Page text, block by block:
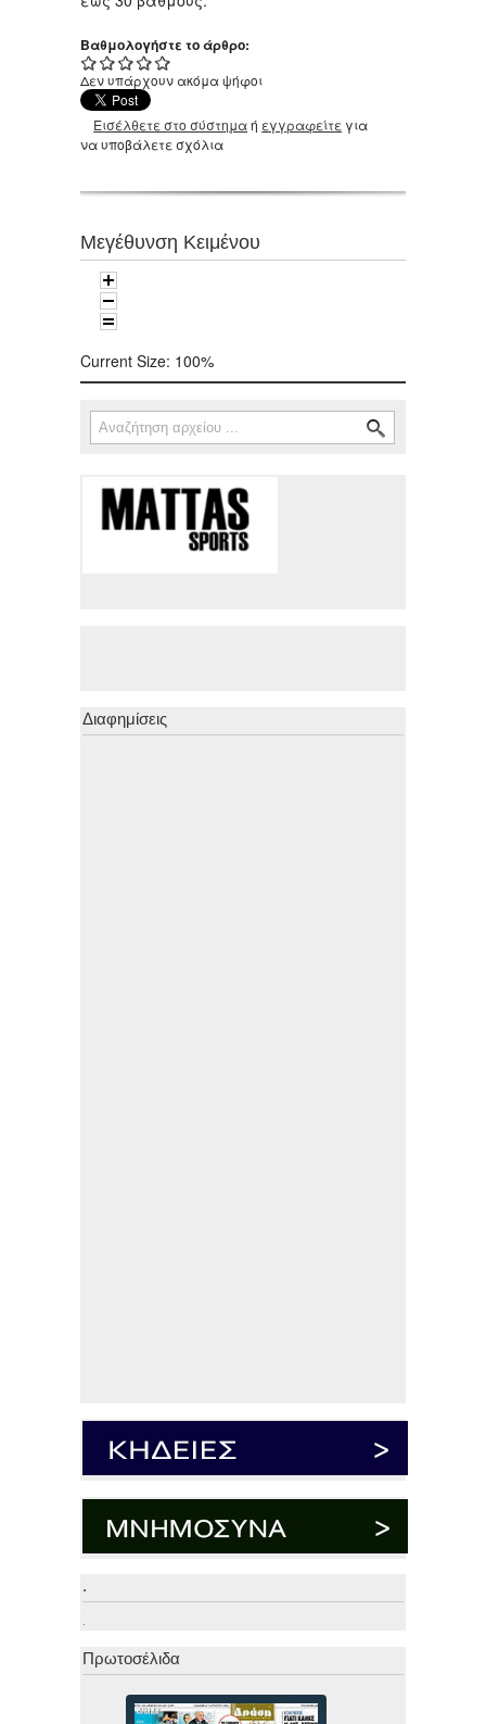
Βαθμολογήστε το άρθρο:
Δεν υπάρχουν ακόμα ψήφοι
Εισέλθετε στο σύστημαή εγγραφείτε για
να υποβάλετε σχόλια
Μεγέθυνση Κειμένου
Current Size: 100%
Φόρμα αναζήτησης
Αναζήτηση
Διαφημίσεις
.
.
Πρωτοσέλιδα